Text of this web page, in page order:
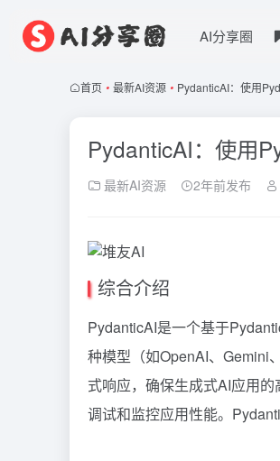
AI分享圈
首页 • 最新AI资源 • PydanticAI：使用
PydanticAI：使用
最新AI资源 2年前发布
综合介绍
PydanticAI是一个基于
种模型（如OpenAI、Gemini
式响应，确保生成式AI应用
调试和监控应用性能。